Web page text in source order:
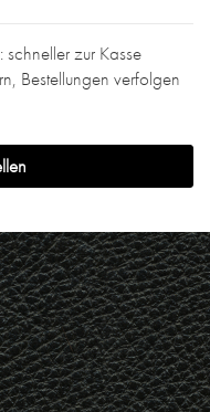
schneller zur Kasse
Bestellungen verfolgen